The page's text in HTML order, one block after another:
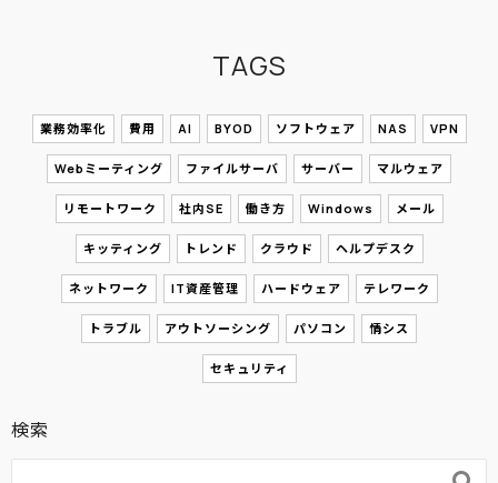
TAGS
業務効率化 費用 AI BYOD ソフトウェア NAS VPN
Webミーティング ファイルサーバ サーバー マルウェア
リモートワーク 社内SE 働き方 Windows メール
キッティング トレンド クラウド ヘルプデスク
ネットワーク IT資産管理 ハードウェア テレワーク
トラブル アウトソーシング パソコン 情シス
セキュリティ
検索